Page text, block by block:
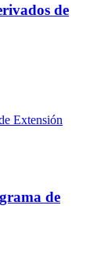
de
de